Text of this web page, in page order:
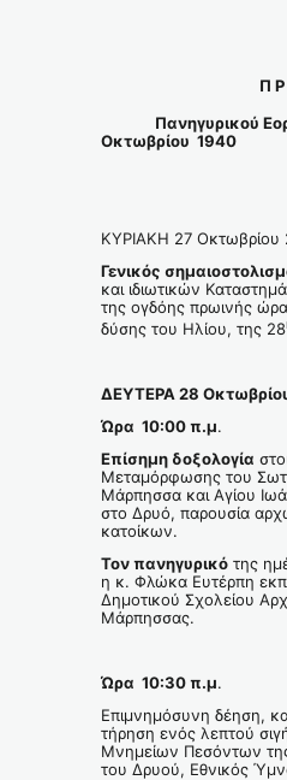
Π Ρ Ο Γ Ρ
Πανηγυρικού
Οκτωβρίου 1940
ΚΥΡΙΑΚΗ 27 Οκτωβρίου
Γενικός
και ιδιωτικών
της ογδόης πρωινής
δύσης του Ηλίου, της 28
ΔΕΥΤΕΡΑ 28
Ώρα 10:00 π.μ.
Επίσημη δοξολογία
Μεταμόρφωσης του
Μάρπησσα και Αγίου
στο Δρυό, παρουσία
κατοίκων.
Τον πανηγυρικό της
η κ. Φλώκα Ευτέρπη
Δημοτικού Σχολείου
Μάρπησσας.
Ώρα 10:30 π.μ.
Επιμνημόσυνη δέηση,
τήρηση ενός λεπτού
Μνημείων Πεσόντων
του Δρυού, Εθνικός